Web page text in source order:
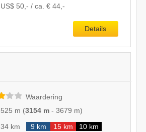
US$ 50,- / ca. € 44,-
Details
Waardering
525 m (3154 m - 3679 m)
34 km
9 km 15 km 10 km